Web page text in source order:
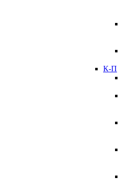
К-П